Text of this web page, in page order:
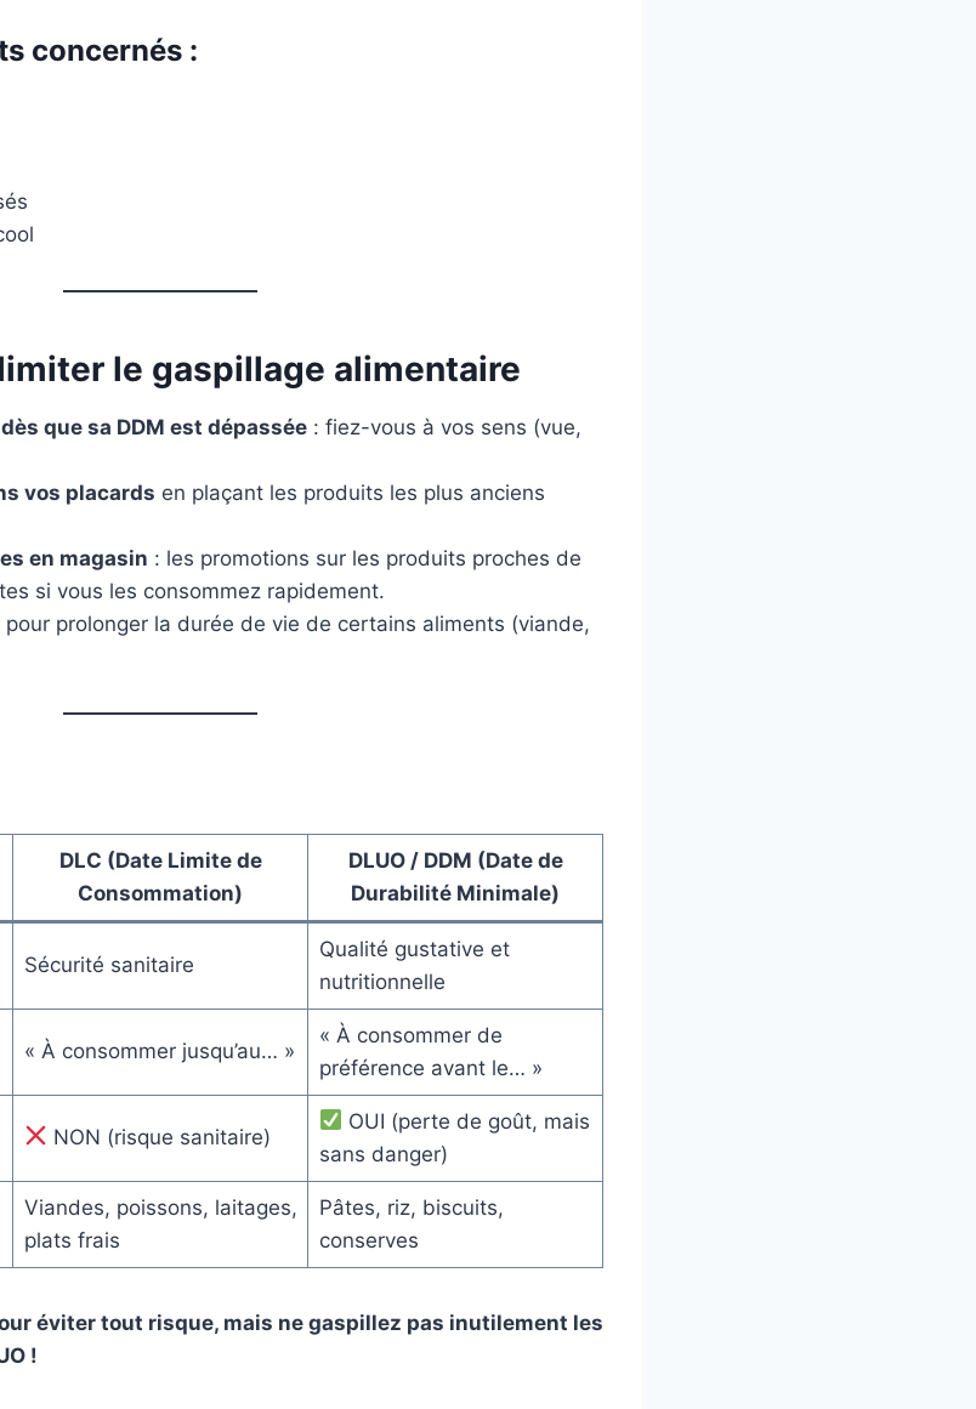
concernés :
le gaspillage alimentaire
que sa DDM est dépassée : fiez-vous à vos sens (vue,
vos placards en plaçant les produits les plus anciens
en magasin : les promotions sur les produits proches de
si vous les consommez rapidement.
pour prolonger la durée de vie de certains aliments (viande,
DLC (Date Limite de
Consommation)
DLUO / DDM (Date de
Durabilité Minimale)
Sécurité sanitaire
Qualité gustative et
nutritionnelle
« À consommer jusqu’au… »
« À consommer de
préférence avant le… »
NON (risque sanitaire)
OUI (perte de goût, mais
sans danger)
Viandes, poissons, laitages,
plats frais
Pâtes, riz, biscuits,
conserves
éviter tout risque, mais ne gaspillez pas inutilement les
!